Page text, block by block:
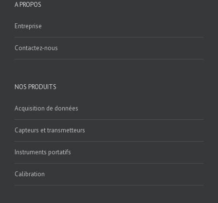
A PROPOS
Entreprise
Contactez-nous
NOS PRODUITS
Acquisition de données
Capteurs et transmetteurs
Instruments portatifs
Calibration